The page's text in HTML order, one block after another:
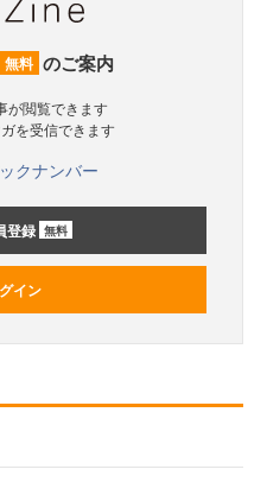
無料 のご案内
が閲覧できます
を受信できます
クナンバー
登録 無料
イン